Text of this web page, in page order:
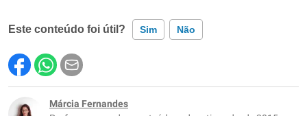
Este conteúdo foi útil? Sim Não
Este conteúdo contém informação incorreta
Este conteúdo não tem a informação que procuro
Márcia Fernandes